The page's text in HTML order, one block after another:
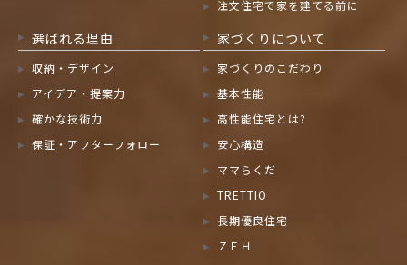
注文住宅で家を建てる前に
選ばれる理由
収納・デザイン
アイデア・提案力
確かな技術力
保証・アフターフォロー
家づくりについて
家づくりのこだわり
基本性能
高性能住宅とは?
安心構造
ママらくだ
TRETTIO
長期優良住宅
ＺＥＨ